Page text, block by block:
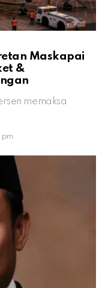
Maskapai
&
memaksa